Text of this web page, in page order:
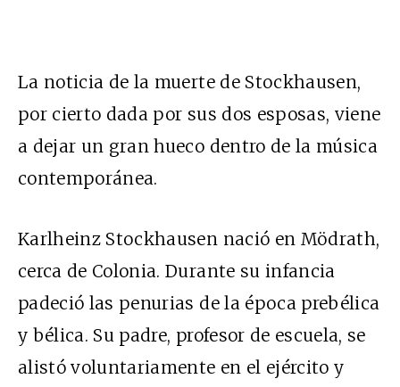
La noticia de la muerte de Stockhausen,
por cierto dada por sus dos esposas, viene
a dejar un gran hueco dentro de la música
contemporánea.
Karlheinz Stockhausen nació en Mödrath,
cerca de Colonia. Durante su infancia
padeció las penurias de la época prebélica
y bélica. Su padre, profesor de escuela, se
alistó voluntariamente en el ejército y